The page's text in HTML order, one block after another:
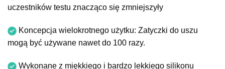
uczestników testu znacząco się zmniejszyły
Koncepcja wielokrotnego użytku: Zatyczki do uszu
mogą być używane nawet do 100 razy.
Wykonane z miękkiego i bardzo lekkiego silikonu